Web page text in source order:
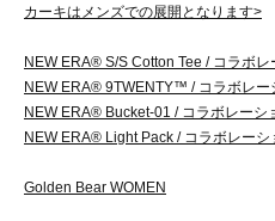
カーキはメンズでの展開となります>
NEW ERA® S/S Cotton Tee / コラボ
NEW ERA® 9TWENTY™ / コラボレー
NEW ERA® Bucket-01 / コラボレーシ
NEW ERA® Light Pack / コラボレーシ
Golden Bear WOMEN